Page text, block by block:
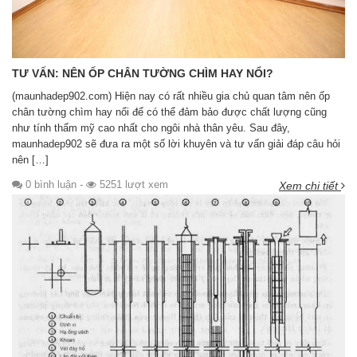
TƯ VẤN: NÊN ỐP CHÂN TƯỜNG CHÌM HAY NỔI?
(maunhadep902.com) Hiện nay có rất nhiều gia chủ quan tâm nên ốp
chân tường chìm hay nổi để có thể đảm bảo được chất lượng cũng
như tính thẩm mỹ cao nhất cho ngôi nhà thân yêu. Sau đây,
maunhadep902 sẽ đưa ra một số lời khuyên và tư vấn giải đáp câu hỏi
nên […]
0 bình luận - 5251 lượt xem Xem chi tiết